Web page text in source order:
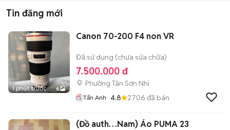
Tin đăng mới
1 phút trước 6
Canon 70-200 F4 non VR
Đã sử dụng (chưa sửa chữa)
7.500.000 đ
Phường Tân Sơn Nhì
Tấn Anh 4.8 2706 đã bán
(Đồ auth…Nam) Áo PUMA 23